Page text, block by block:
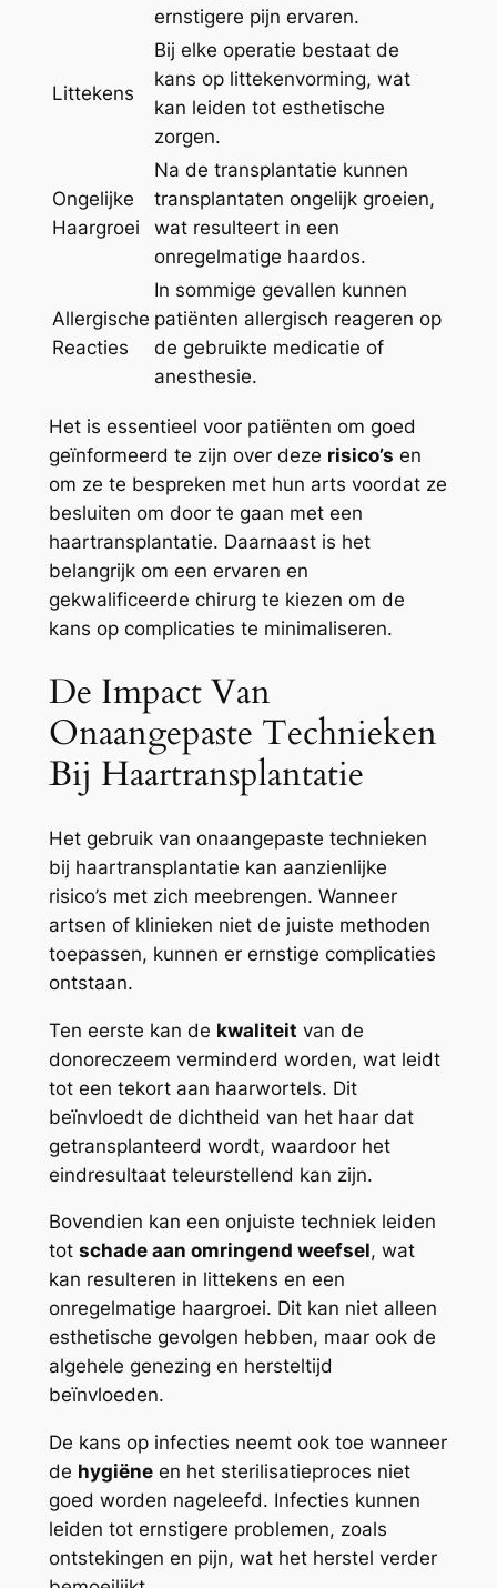
ernstigere pijn ervaren.
Littekens
Bij elke operatie bestaat de
kans op littekenvorming, wat
kan leiden tot esthetische
zorgen.
Ongelijke
Haargroei
Na de transplantatie kunnen
transplantaten ongelijk groeien,
wat resulteert in een
onregelmatige haardos.
Allergische
Reacties
In sommige gevallen kunnen
patiënten allergisch reageren op
de gebruikte medicatie of
anesthesie.
Het is essentieel voor patiënten om goed
geïnformeerd te zijn over deze risico’s en
om ze te bespreken met hun arts voordat ze
besluiten om door te gaan met een
haartransplantatie. Daarnaast is het
belangrijk om een ervaren en
gekwalificeerde chirurg te kiezen om de
kans op complicaties te minimaliseren.
De Impact Van
Onaangepaste Technieken
Bij Haartransplantatie
Het gebruik van onaangepaste technieken
bij haartransplantatie kan aanzienlijke
risico’s met zich meebrengen. Wanneer
artsen of klinieken niet de juiste methoden
toepassen, kunnen er ernstige complicaties
ontstaan.
Ten eerste kan de kwaliteit van de
donoreczeem verminderd worden, wat leidt
tot een tekort aan haarwortels. Dit
beïnvloedt de dichtheid van het haar dat
getransplanteerd wordt, waardoor het
eindresultaat teleurstellend kan zijn.
Bovendien kan een onjuiste techniek leiden
tot schade aan omringend weefsel, wat
kan resulteren in littekens en een
onregelmatige haargroei. Dit kan niet alleen
esthetische gevolgen hebben, maar ook de
algehele genezing en hersteltijd
beïnvloeden.
De kans op infecties neemt ook toe wanneer
de hygiëneen het sterilisatieproces niet
goed worden nageleefd. Infecties kunnen
leiden tot ernstigere problemen, zoals
ontstekingen en pijn, wat het herstel verder